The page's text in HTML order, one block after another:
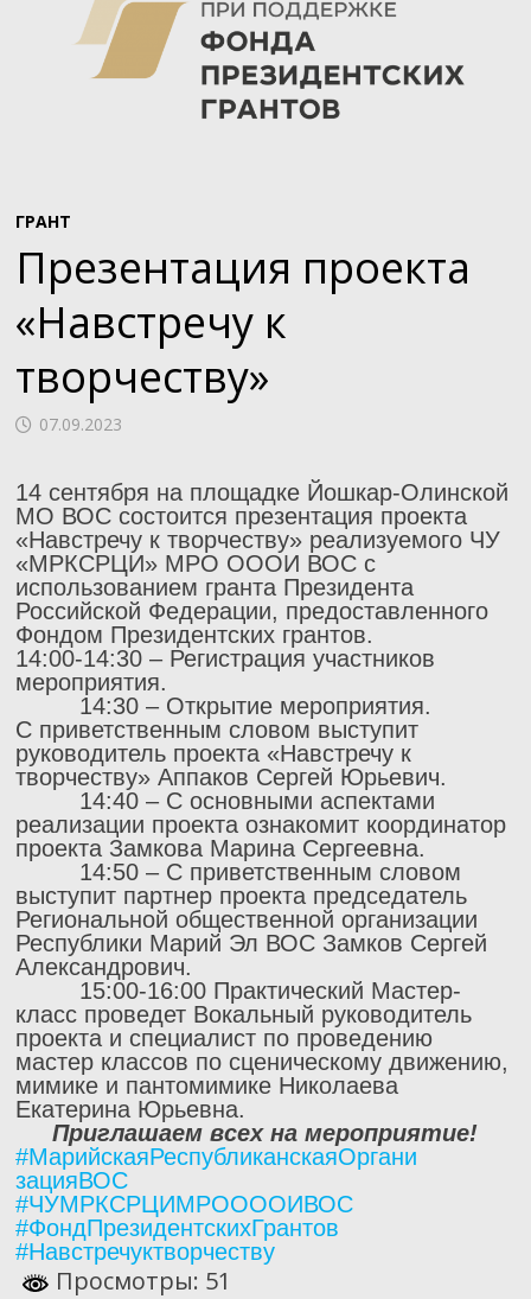
ГРАНТ
Презентация проекта
«Навстречу к
творчеству»
07.09.2023
14 сентября на площадке Йошкар-Олинской
МО ВОС состоится презентация проекта
«Навстречу к творчеству» реализуемого ЧУ
«МРКСРЦИ» МРО ОООИ ВОС с
использованием гранта Президента
Российской Федерации, предоставленного
Фондом Президентских грантов.
14:00-14:30 – Регистрация участников
мероприятия.
14:30 – Открытие мероприятия.
С приветственным словом выступит
руководитель проекта «Навстречу к
творчеству» Аппаков Сергей Юрьевич.
14:40 – С основными аспектами
реализации проекта ознакомит координатор
проекта Замкова Марина Сергеевна.
14:50 – С приветственным словом
выступит партнер проекта председатель
Региональной общественной организации
Республики Марий Эл ВОС Замков Сергей
Александрович.
15:00-16:00 Практический Мастер-
класс проведет Вокальный руководитель
проекта и специалист по проведению
мастер классов по сценическому движению,
мимике и пантомимике Николаева
Екатерина Юрьевна.
Приглашаем всех на мероприятие!
#МарийскаяРеспубликанскаяОргани
зацияВОС
#ЧУМРКСРЦИМРООООИВОС
#ФондПрезидентскихГрантов
#Навстречуктворчеству
Просмотры: 51